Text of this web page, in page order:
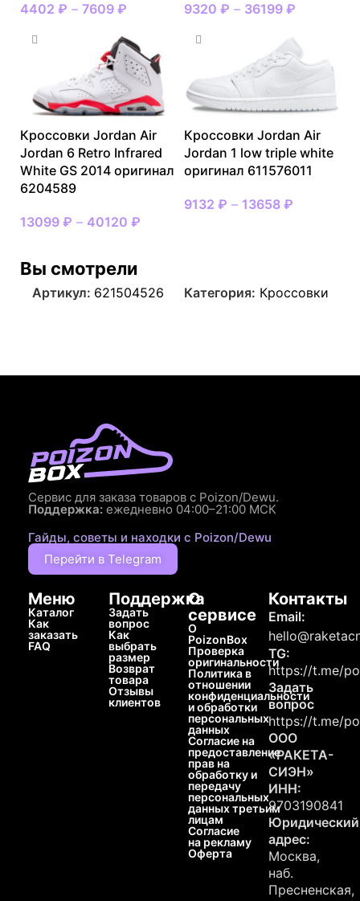
4402 ₽ – 7609 ₽ 9320 ₽ – 36199 ₽
Кроссовки Jordan Air
Jordan 6 Retro Infrared
White GS 2014 оригинал
6204589
13099 ₽ – 40120 ₽
Кроссовки Jordan Air
Jordan 1 low triple white
оригинал 611576011
9132 ₽ – 13658 ₽
Вы смотрели
Артикул: 621504526 Категория: Кроссовки
Сервис для заказа товаров с Poizon/Dewu.
Поддержка: ежедневно 04:00–21:00 МСК
Гайды, советы и находки с Poizon/Dewu
Перейти в Telegram
Меню
Каталог
Как
заказать
FAQ
Поддержка
Задать
вопрос
Как
выбрать
размер
Возврат
товара
Отзывы
клиентов
О
сервисе
О
PoizonBox
Проверка
оригинальности
Политика в
отношении
конфиденциальности
и обработки
персональных
данных
Согласие на
предоставление
прав на
обработку и
передачу
персональных
данных третьим
лицам
Согласие
на рекламу
Оферта
Контакты
Email:
TG:
https://t.me/
Задать
вопрос
https://t.me/
ООО
«РАКЕТА-
СИЭН»
ИНН:
9703190841
Юридический
адрес:
Москва,
наб.
Пресненская,